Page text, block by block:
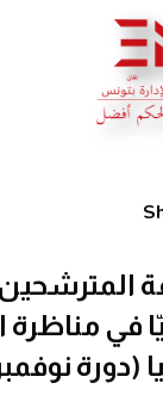
في مناظرة
نوفمبر